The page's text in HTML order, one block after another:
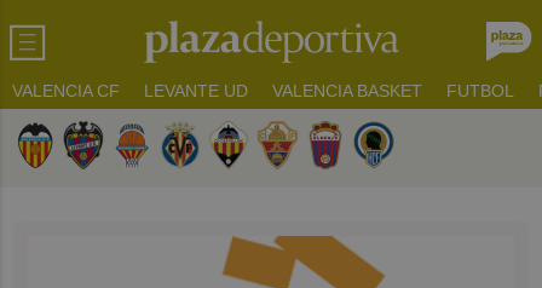
VALENCIA CF LEVANTE UD VALENCIA BASKET FUTBOL